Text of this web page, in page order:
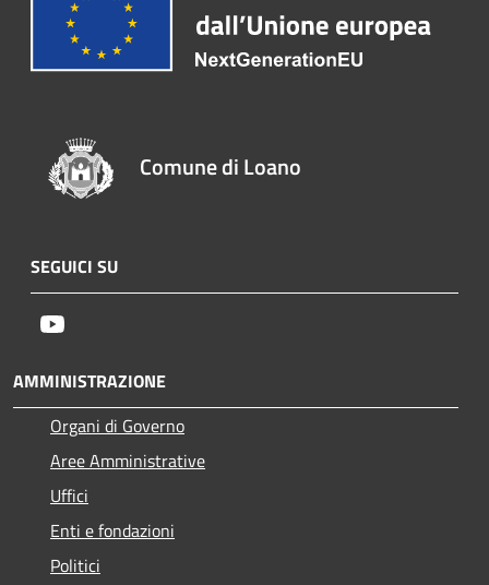
Comune di Loano
SEGUICI SU
AMMINISTRAZIONE
Organi di Governo
Aree Amministrative
Uffici
Enti e fondazioni
Politici